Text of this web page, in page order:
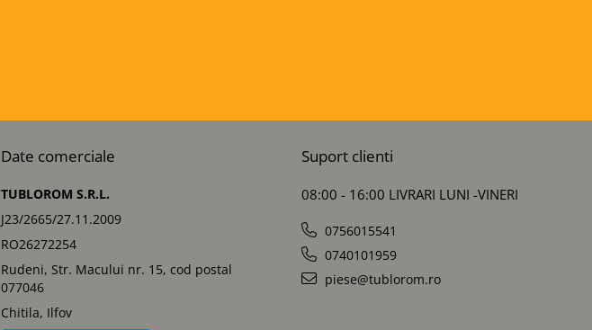
Date comerciale
TUBLOROM S.R.L.
J23/2665/27.11.2009
RO26272254
Rudeni, Str. Macului nr. 15, cod postal
077046
Chitila, Ilfov
Suport clienti
08:00 - 16:00 LIVRARI LUNI -VINERI
0756015541
0740101959
piese@tublorom.ro